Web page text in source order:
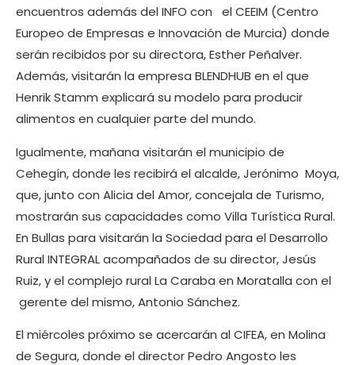
encuentros además del INFO con el CEEIM (Centro
Europeo de Empresas e Innovación de Murcia) donde
serán recibidos por su directora, Esther Peñalver.
Además, visitarán la empresa BLENDHUB en el que
Henrik Stamm explicará su modelo para producir
alimentos en cualquier parte del mundo.
Igualmente, mañana visitarán el municipio de
Cehegín, donde les recibirá el alcalde, Jerónimo Moya,
que, junto con Alicia del Amor, concejala de Turismo,
mostrarán sus capacidades como Villa Turística Rural.
En Bullas para visitarán la Sociedad para el Desarrollo
Rural INTEGRAL acompañados de su director, Jesús
Ruiz, y el complejo rural La Caraba en Moratalla con el
gerente del mismo, Antonio Sánchez.
El miércoles próximo se acercarán al CIFEA, en Molina
de Segura, donde el director Pedro Angosto les